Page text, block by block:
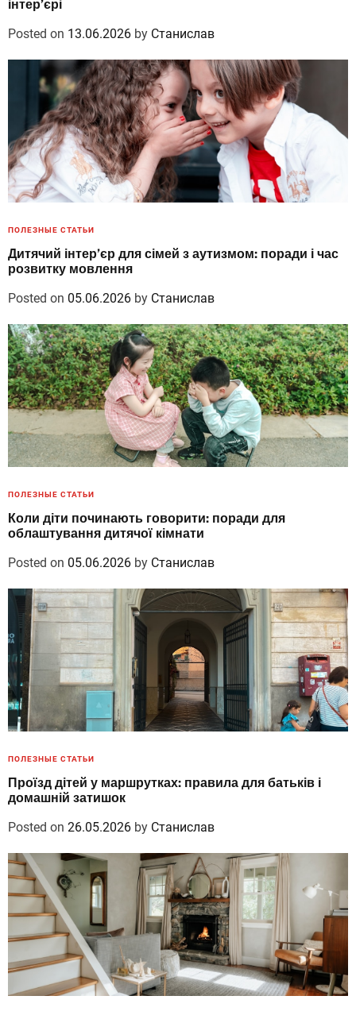
інтер’єрі
Posted on 13.06.2026 by Станислав
ПОЛЕЗНЫЕ СТАТЬИ
Дитячий інтер’єр для сімей з аутизмом: поради і час
розвитку мовлення
Posted on 05.06.2026 by Станислав
ПОЛЕЗНЫЕ СТАТЬИ
Коли діти починають говорити: поради для
облаштування дитячої кімнати
Posted on 05.06.2026 by Станислав
ПОЛЕЗНЫЕ СТАТЬИ
Проїзд дітей у маршрутках: правила для батьків і
домашній затишок
Posted on 26.05.2026 by Станислав